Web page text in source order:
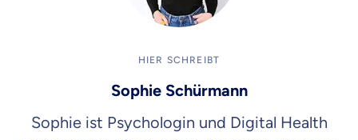
HIER SCHREIBT
Sophie Schürmann
Sophie ist Psychologin und Digital Health